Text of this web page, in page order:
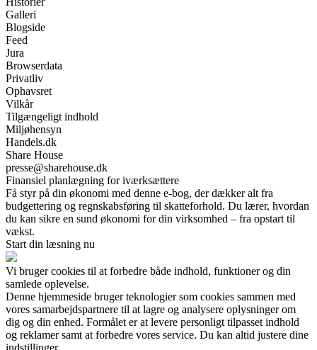
Galleri
Blogside
Feed
Jura
Browserdata
Privatliv
Ophavsret
Vilkår
Tilgængeligt indhold
Miljøhensyn
Handels.dk
Share House
presse@sharehouse.dk
Finansiel planlægning for iværksættere
Få styr på din økonomi med denne e-bog, der dækker alt fra
budgettering og regnskabsføring til skatteforhold. Du lærer, hvordan
du kan sikre en sund økonomi for din virksomhed – fra opstart til
vækst.
Start din læsning nu
Vi bruger cookies til at forbedre både indhold, funktioner og din
samlede oplevelse.
Denne hjemmeside bruger teknologier som cookies sammen med
vores samarbejdspartnere til at lagre og analysere oplysninger om
dig og din enhed. Formålet er at levere personligt tilpasset indhold
og reklamer samt at forbedre vores service. Du kan altid justere dine
indstillinger